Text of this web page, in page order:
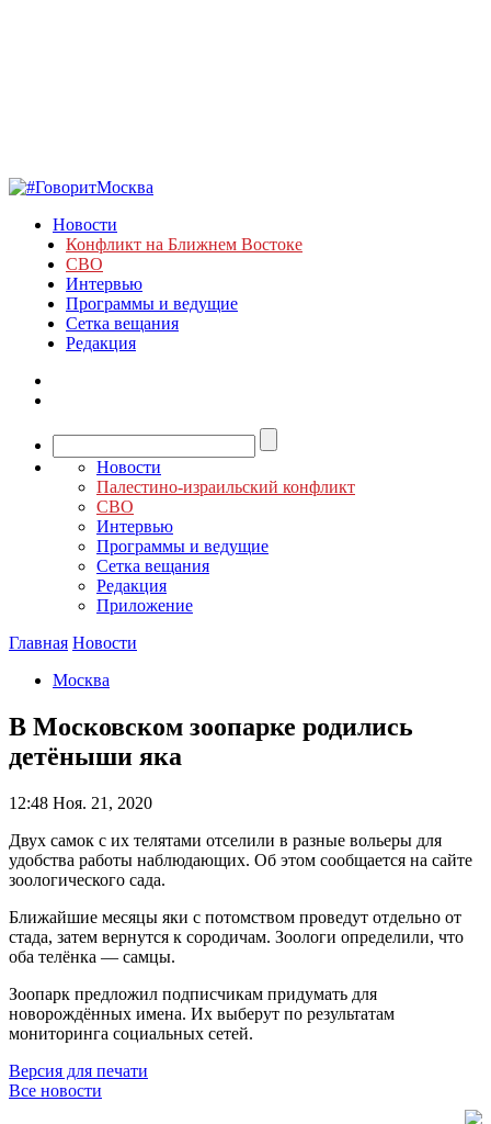
Новости
Конфликт на Ближнем Востоке
СВО
Интервью
Программы и ведущие
Сетка вещания
Редакция
Новости
Палестино-израильский конфликт
СВО
Интервью
Программы и ведущие
Сетка вещания
Редакция
Приложение
Главная Новости
Москва
В Московском зоопарке родились
детёныши яка
12:48 Ноя. 21, 2020
Двух самок с их телятами отселили в разные вольеры для
удобства работы наблюдающих. Об этом сообщается на сайте
зоологического сада.
Ближайшие месяцы яки с потомством проведут отдельно от
стада, затем вернутся к сородичам. Зоологи определили, что
оба телёнка — самцы.
Зоопарк предложил подписчикам придумать для
новорождённых имена. Их выберут по результатам
мониторинга социальных сетей.
Версия для печати
Все новости